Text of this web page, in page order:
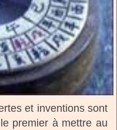
et inventions sont
premier à mettre au